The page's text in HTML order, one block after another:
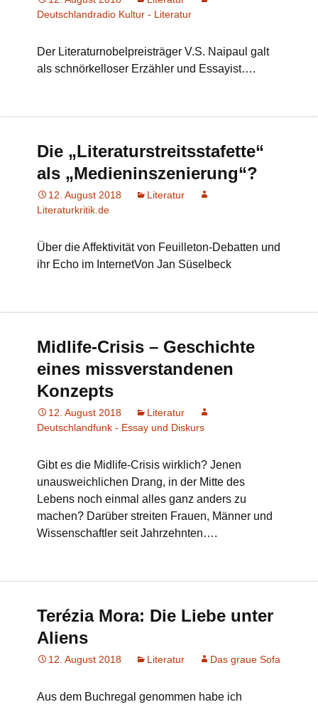
Deutschlandradio Kultur - Literatur
Der Literaturnobelpreisträger V.S. Naipaul galt
als schnörkelloser Erzähler und Essayist….
Die „Literaturstreitsstafette“
als „Medieninszenierung“?
12. August 2018
Literatur
Literaturkritik.de
Über die Affektivität von Feuilleton-Debatten und
ihr Echo im InternetVon Jan Süselbeck
Midlife-Crisis – Geschichte
eines missverstandenen
Konzepts
12. August 2018
Literatur
Deutschlandfunk - Essay und Diskurs
Gibt es die Midlife-Crisis wirklich? Jenen
unausweichlichen Drang, in der Mitte des
Lebens noch einmal alles ganz anders zu
machen? Darüber streiten Frauen, Männer und
Wissenschaftler seit Jahrzehnten….
Terézia Mora: Die Liebe unter
Aliens
12. August 2018 Literatur Das graue Sofa
Aus dem Buchregal genommen habe ich